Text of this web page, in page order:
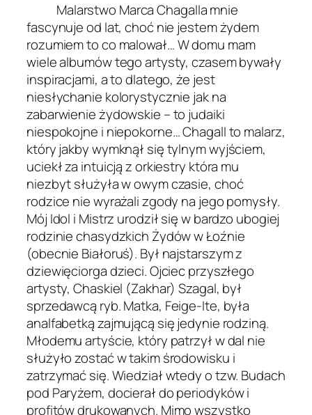
Malarstwo Marca Chagalla mnie
fascynuje od lat, choć nie jestem żydem
rozumiem to co malował… W domu mam
wiele albumów tego artysty, czasem bywały
inspiracjami, a to dlatego, że jest
niesłychanie kolorystycznie jak na
zabarwienie żydowskie – to judaiki
niespokojne i niepokorne… Chagall to malarz,
który jakby wymknął się tylnym wyjściem,
uciekł za intuicją z orkiestry która mu
niezbyt służyła w owym czasie, choć
rodzice nie wyrażali zgody na jego pomysły.
Mój Idol i Mistrz urodził się w bardzo ubogiej
rodzinie chasydzkich Żydów w Łoźnie
(obecnie Białoruś). Był najstarszym z
dziewięciorga dzieci. Ojciec przyszłego
artysty, Chaskiel (Zakhar) Szagal, był
sprzedawcą ryb. Matka, Feige-Ite, była
analfabetką zajmującą się jedynie rodziną.
Młodemu artyście, który patrzył w dal nie
służyło zostać w takim środowisku i
zatrzymać się. Wiedział wtedy o tzw. Budach
pod Paryżem, docierał do periodyków i
profitów drukowanych. Mimo wszystko